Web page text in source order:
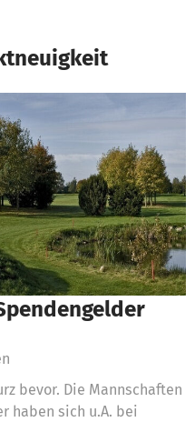
bevor. Die Mannschaften
haben sich u.A. bei